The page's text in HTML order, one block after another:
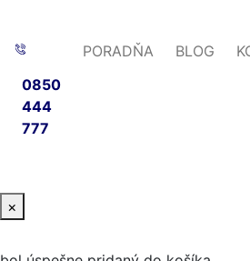
0850
444
777
PORADŇA BLOG
×